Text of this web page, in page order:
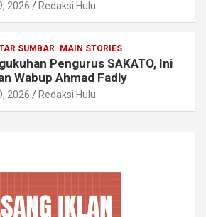
2026 Redaksi Hulu
SUMBAR MAIN STORIES
Pengurus SAKATO, Ini
Wabup Ahmad Fadly
2026 Redaksi Hulu